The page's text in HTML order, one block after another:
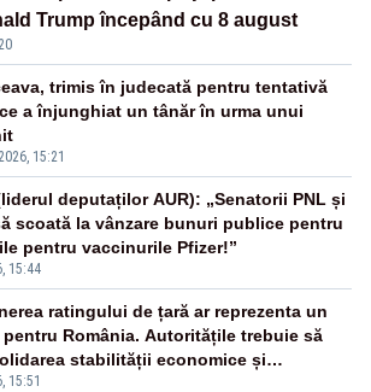
Trump începând cu 8 august
15:21
trimis în judecată pentru tentativă
a înjunghiat un tânăr în urma unui
15:44
deputaților AUR): „Senatorii PNL și
scoată la vânzare bunuri publice pentru
pentru vaccinurile Pfizer!”
15:51
ratingului de țară ar reprezenta un
România. Autoritățile trebuie să
stabilității economice și